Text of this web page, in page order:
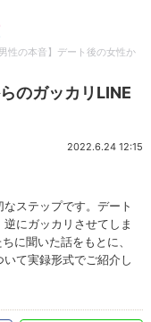
男性の本音】デート後の女性か
のガッカリLINE
2022.6.24 12:15
ステップです。デート
にガッカリさせてしま
に聞いた話をもとに、
いて実録形式でご紹介し